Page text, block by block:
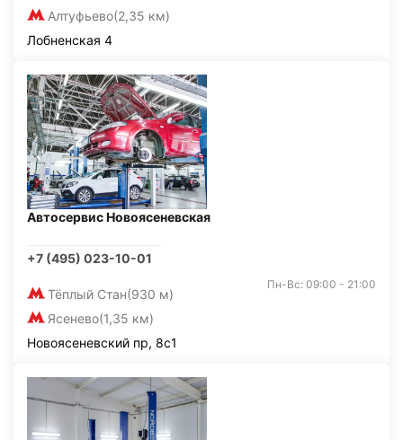
Алтуфьево(2,35 км)
Лобненская 4
Автосервис Новоясеневская
+7 (495) 023-10-01
Тёплый Стан(930 м)
Ясенево(1,35 км)
Пн-Вс: 09:00 - 21:00
Новоясеневский пр, 8с1